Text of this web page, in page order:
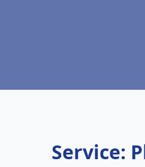
Service: